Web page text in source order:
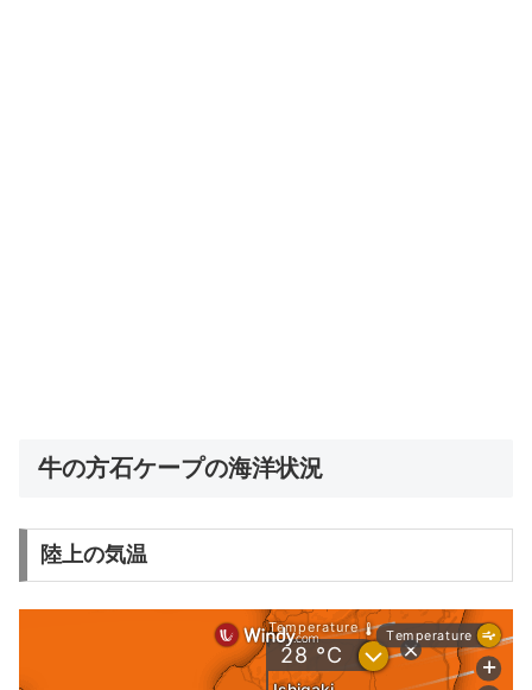
牛の方石ケープの海洋状況
陸上の気温